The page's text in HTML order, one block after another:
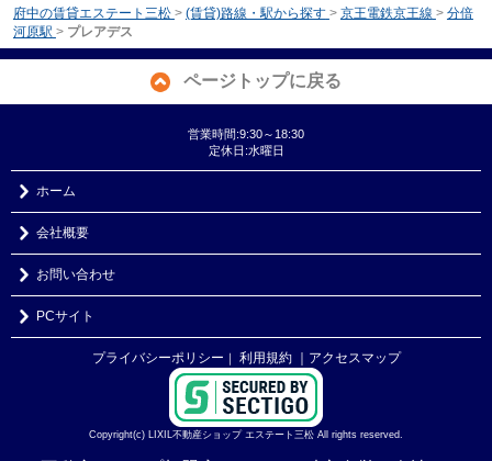
府中の賃貸エステート三松 > (賃貸)路線・駅から探す > 京王電鉄京王線 > 分倍
河原駅 > プレアデス
ページトップに戻る
営業時間:9:30～18:30
定休日:水曜日
ホーム
会社概要
お問い合わせ
PCサイト
プライバシーポリシー 利用規約 ｜アクセスマップ
Copyright(c) LIXIL不動産ショップ エステート三松 All rights reserved.